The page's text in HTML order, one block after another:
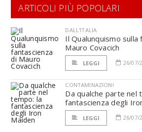
ARTICOLI PIÙ POPOLARI
DALL'ITALIA
Il Qualunquismo sulla
Mauro Covacich
LEGGI 26/07/
CONTAMINAZIONI
Da qualche parte nel
fantascienza degli
LEGGI 26/07/